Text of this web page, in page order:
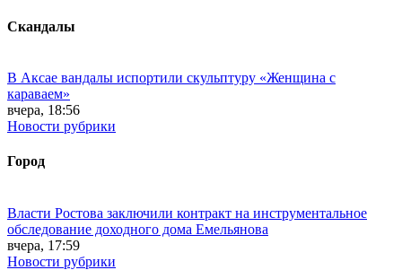
Скандалы
В Аксае вандалы испортили скульптуру «Женщина с
караваем»
вчера, 18:56
Новости рубрики
Город
Власти Ростова заключили контракт на инструментальное
обследование доходного дома Емельянова
вчера, 17:59
Новости рубрики